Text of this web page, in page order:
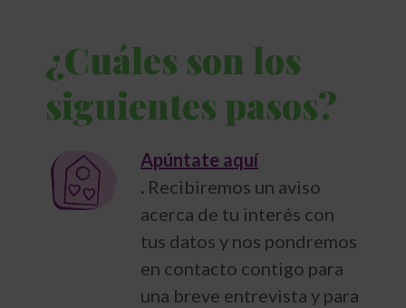
¿Cuáles son los
siguientes pasos?
Apúntate aquí
. Recibiremos un aviso
acerca de tu interés con
tus datos y nos pondremos
en contacto contigo para
una breve entrevista y para